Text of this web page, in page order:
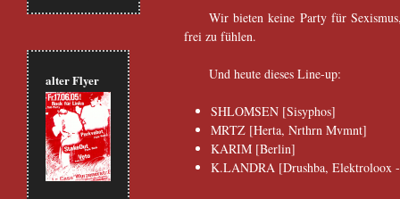
Wir bieten keine Party für
frei zu fühlen.
Und heute dieses Line-up:
SHLOMSEN [Sisyphos]
MRTZ [Herta, Nrthrn Mvmnt]
KARIM [Berlin]
K.LANDRA [Drushba, Elektroloox
alter Flyer